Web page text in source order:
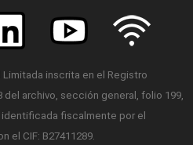
inscrita en el Registro
del archivo, sección general, folio 199,
identificada fiscalmente por el
el CIF: B27411289.